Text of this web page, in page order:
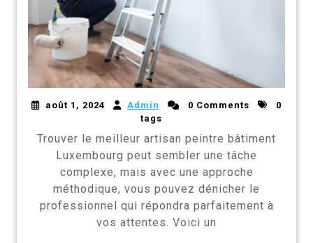
août 1, 2024 Admin 0 Comments
0
tags
Trouver le meilleur artisan peintre bâtiment
Luxembourg peut sembler une tâche
complexe, mais avec une approche
méthodique, vous pouvez dénicher le
professionnel qui répondra parfaitement à
vos attentes. Voici un